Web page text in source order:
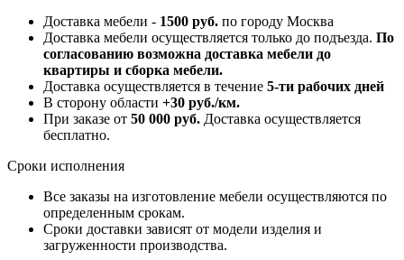
Доставка мебели - 1500 руб. по городу Москва
Доставка мебели осуществляется только до подъезда. По
согласованию возможна доставка мебели до
квартиры и сборка мебели.
Доставка осуществляется в течение 5-ти рабочих дней
В сторону области +30 руб./км.
При заказе от 50 000 руб. Доставка осуществляется
бесплатно.
Сроки исполнения
Все заказы на изготовление мебели осуществляются по
определенным срокам.
Сроки доставки зависят от модели изделия и
загруженности производства.